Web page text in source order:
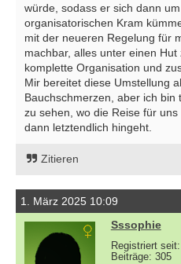
würde, sodass er sich dann
organisatorischen Kram
mit der neueren Regelung für
machbar, alles unter einen
komplette Organisation und
Mir bereitet diese Umstellung
Bauchschmerzen, aber ich
zu sehen, wo die Reise für
dann letztendlich hingeht.
Zitieren
1. März 2025 10:09
Sssophie
Registriert
Beiträge: 305